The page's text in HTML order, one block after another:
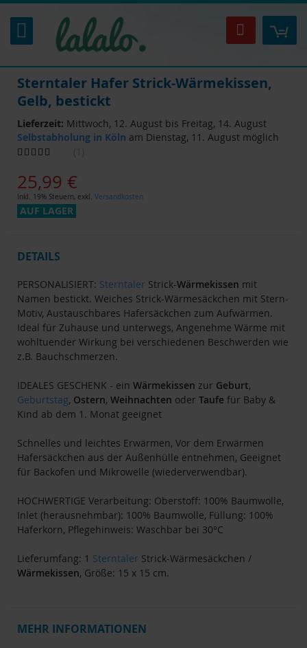
Inhalt
springen
Suche
Sterntaler Hafer Strick-Wärmekissen,
Gelb, bestickt
Lieferzeit: Mittwoch, 12. August bis Freitag, 14. August
Selbstabholung in Köln am Dienstag, 11. August möglich
Bewertung:
25,99 €
Inkl. 19% Steuern, exkl. Versandkosten
AUF LAGER
DETAILS
PERSONALISIERT: Sterntaler Strick-Wärmekissen mit
Namen bestickt. Weiches Strick-Wärmesäckchen mit Stern-
Motiv, Austauschbares Hafersäckchen zum Aufwärmen.
Ideal für Zuhause und unterwegs, Angenehme Wärme mit
wohltuender Wirkung bei verschiedenen Beschwerden wie
z.B. Bauchschmerzen.
IDEALES GESCHENK - ein Wärmekissen zur Geburt,
Geburtstag, Ostern, Weihnachten oder Taufe für Baby &
Kind ab dem 1. Monat geeignet
Schnelles und leichtes Erwärmen, Vor dem Erwärmen
Hafersäckchen aus der Außenhülle entnehmen, Geeignet
für Backofen und Mikrowelle (wiederverwendbar).
HOCHWERTIGE Verarbeitung: Oberstoff: 100% Baumwolle,
Inlet (herausnehmbar): 100% Baumwolle, Füllung: 100%
Haferkorn, Pflegehinweis: Waschbar bei 30°C
Lieferumfang: 1 Sterntaler Strick-Wärmesäckchen /
Wärmekissen, Größe: 15 x 15 cm.
MEHR INFORMATIONEN